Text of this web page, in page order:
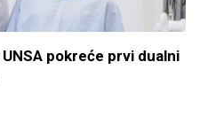
pokreće prvi dualni